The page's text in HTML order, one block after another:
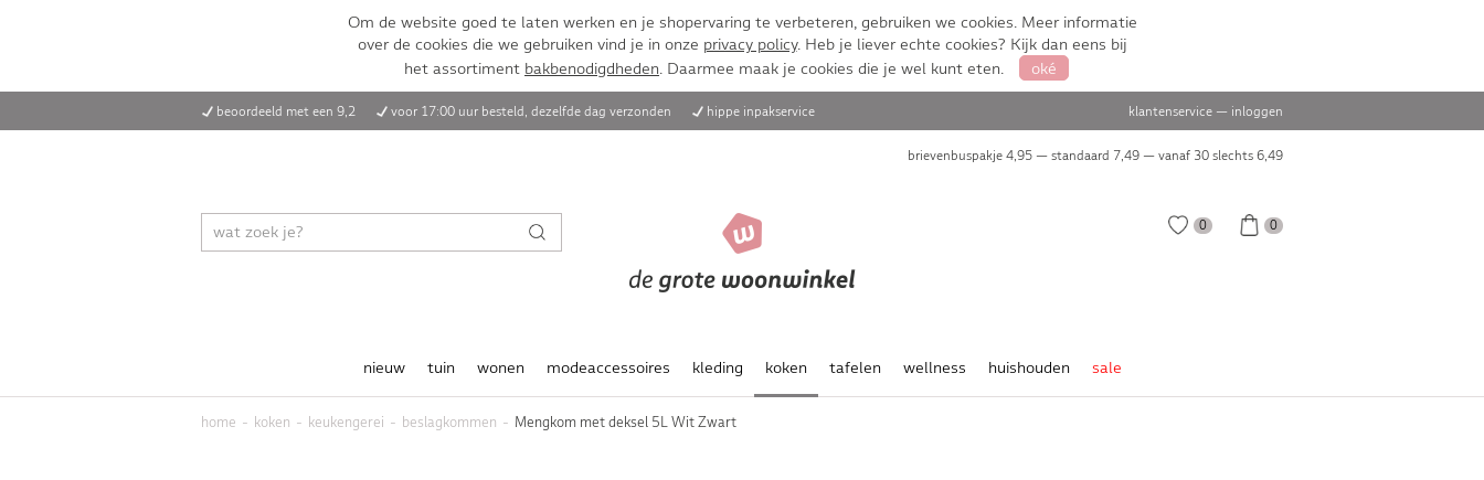
Om de website goed te laten werken en je shopervaring te verbeteren, gebruiken we cookies. Meer informatie
over de cookies die we gebruiken vind je in onze privacy policy. Heb je liever echte cookies? Kijk dan eens bij
het assortiment bakbenodigdheden. Daarmee maak je cookies die je wel kunt eten. oké
beoordeeld met een 9,2 voor 17:00 uur besteld, dezelfde dag verzonden hippe inpakservice klantenservice — inloggen
brievenbuspakje 4,95 — standaard 7,49 — vanaf 30 slechts 6,49
0 0
nieuw tuin wonen modeaccessoires kleding koken tafelen wellness huishouden sale
home koken keukengerei beslagkommen Mengkom met deksel 5L Wit Zwart